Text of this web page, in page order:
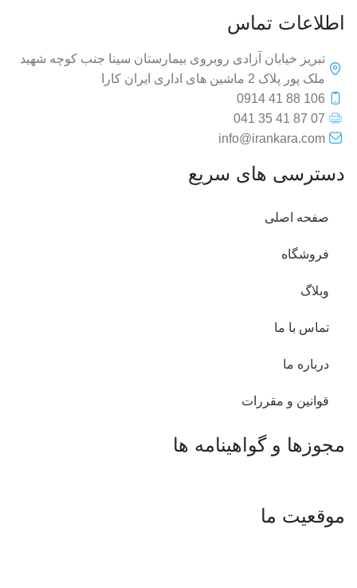
اطلاعات تماس
تبریز خیابان آزادی روبروی بیمارستان سینا جنب کوچه شهید
ملک پور پلاک 2 ماشین های اداری ایران کارا
106 88 41 0914
07 87 41 35 041
info@irankara.com
دسترسی های سریع
صفحه اصلی
فروشگاه
وبلاگ
تماس با ما
درباره ما
قوانین و مقررات
مجوزها و گواهینامه ها
موقعیت ما